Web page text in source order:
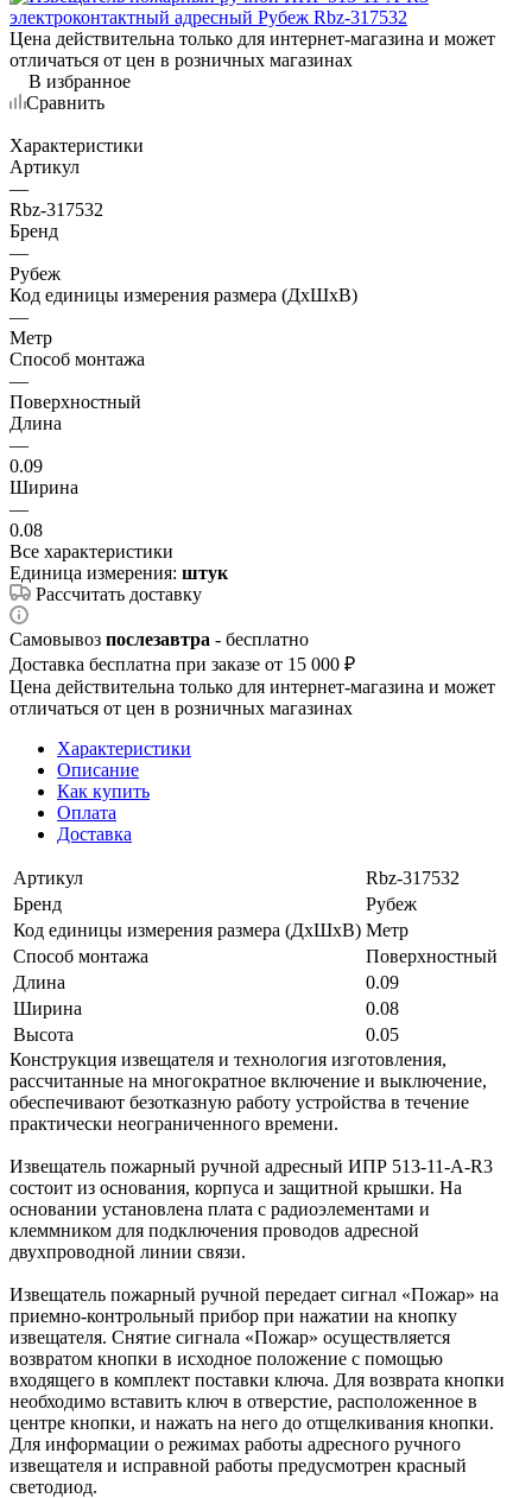
Цена действительна только для интернет-магазина и может
отличаться от цен в розничных магазинах
В избранное
Сравнить
Характеристики
Артикул
—
Rbz-317532
Бренд
—
Рубеж
Код единицы измерения размера (ДхШхВ)
—
Метр
Способ монтажа
—
Поверхностный
Длина
—
0.09
Ширина
—
0.08
Все характеристики
Единица измерения: штук
Рассчитать доставку
Самовывоз послезавтра - бесплатно
Доставка бесплатна при заказе от 15 000 ₽
Цена действительна только для интернет-магазина и может
отличаться от цен в розничных магазинах
Характеристики
Описание
Как купить
Оплата
Доставка
Артикул
Rbz-317532
Бренд
Рубеж
Код единицы измерения размера (ДхШхВ) Метр
Способ монтажа
Поверхностный
Длина
0.09
Ширина
0.08
Высота
0.05
Конструкция извещателя и технология изготовления,
рассчитанные на многократное включение и выключение,
обеспечивают безотказную работу устройства в течение
практически неограниченного времени.
Извещатель пожарный ручной адресный ИПР 513-11-А-R3
состоит из основания, корпуса и защитной крышки. На
основании установлена плата с радиоэлементами и
клеммником для подключения проводов адресной
двухпроводной линии связи.
Извещатель пожарный ручной передает сигнал «Пожар» на
приемно-контрольный прибор при нажатии на кнопку
извещателя. Снятие сигнала «Пожар» осуществляется
возвратом кнопки в исходное положение с помощью
входящего в комплект поставки ключа. Для возврата кнопки
необходимо вставить ключ в отверстие, расположенное в
центре кнопки, и нажать на него до отщелкивания кнопки.
Для информации о режимах работы адресного ручного
извещателя и исправной работы предусмотрен красный
светодиод.